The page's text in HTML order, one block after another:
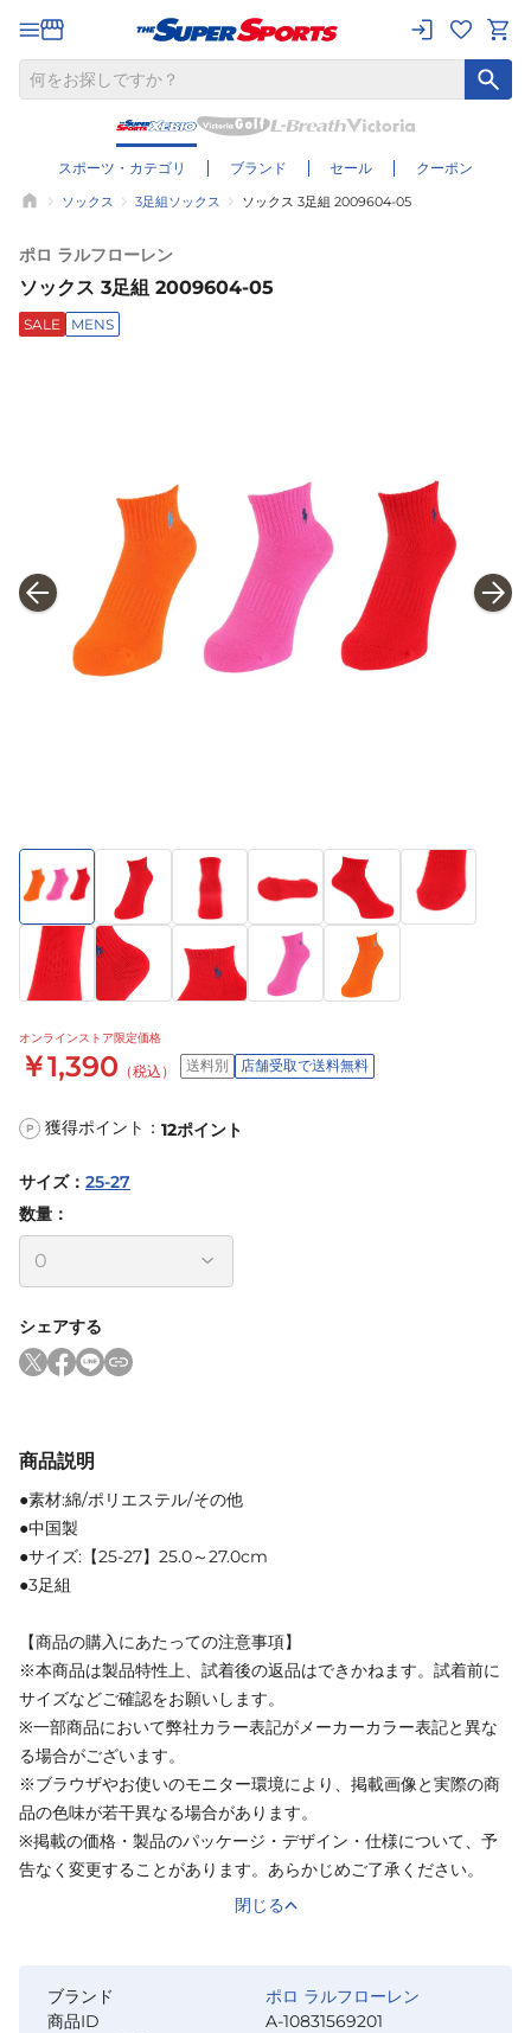
スポーツ・カテゴリ ブランド セール クーポン
ソックス 3足組ソックス ソックス 3足組 2009604-05
ポロ ラルフローレン
ソックス 3足組 2009604-05
SALE MENS
オンラインストア限定価格
￥1,390 （税込） 送料別 店舗受取で送料無料
P 獲得ポイント： 12ポイント
サイズ： 25-27
数量：
シェアする
商品説明
●素材:綿/ポリエステル/その他
●中国製
●サイズ:【25-27】25.0～27.0cm
●3足組
【商品の購入にあたっての注意事項】
※本商品は製品特性上、試着後の返品はできかねます。試着前に
サイズなどご確認をお願いします。
※一部商品において弊社カラー表記がメーカーカラー表記と異な
る場合がございます。
※ブラウザやお使いのモニター環境により、掲載画像と実際の商
品の色味が若干異なる場合があります。
※掲載の価格・製品のパッケージ・デザイン・仕様について、予
告なく変更することがあります。あらかじめご了承ください。
閉じる
ブランド
ポロ ラルフローレン
商品ID
A-10831569201